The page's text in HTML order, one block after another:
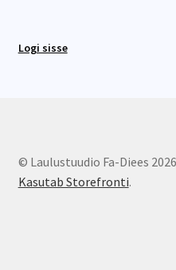
Logi sisse
© Laulustuudio Fa-Diees 2026
Kasutab Storefronti.